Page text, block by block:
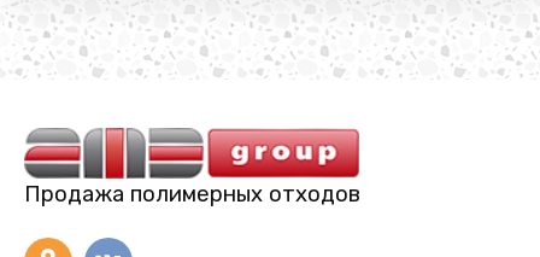
Продажа полимерных отходов